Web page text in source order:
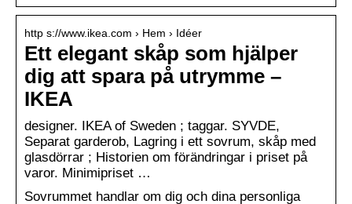
http s://www.ikea.com › Hem › Idéer
Ett elegant skåp som hjälper
dig att spara på utrymme –
IKEA
designer. IKEA of Sweden ; taggar. SYVDE,
Separat garderob, Lagring i ett sovrum, skåp med
glasdörrar ; Historien om förändringar i priset på
varor. Minimipriset …
Sovrummet handlar om dig och dina personliga